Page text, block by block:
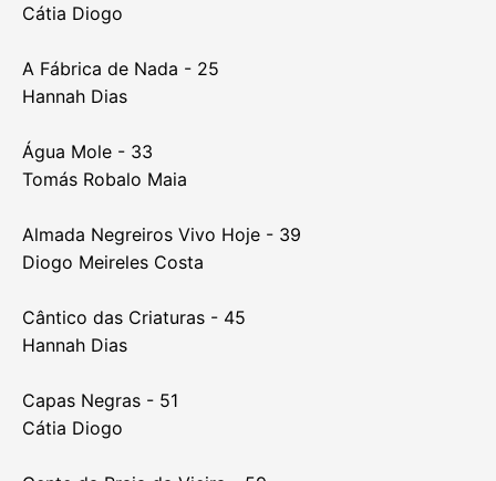
Cátia Diogo
A Fábrica de Nada - 25
Hannah Dias
Água Mole - 33
Tomás Robalo Maia
Almada Negreiros Vivo Hoje - 39
Diogo Meireles Costa
Cântico das Criaturas - 45
Hannah Dias
Capas Negras - 51
Cátia Diogo